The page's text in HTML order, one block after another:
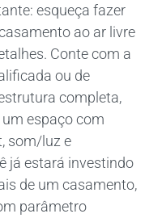
esqueça fazer
ao ar livre
Conte com a
ou de
completa,
espaço com
som/luz e
já estará investindo
de um casamento,
parâmetro